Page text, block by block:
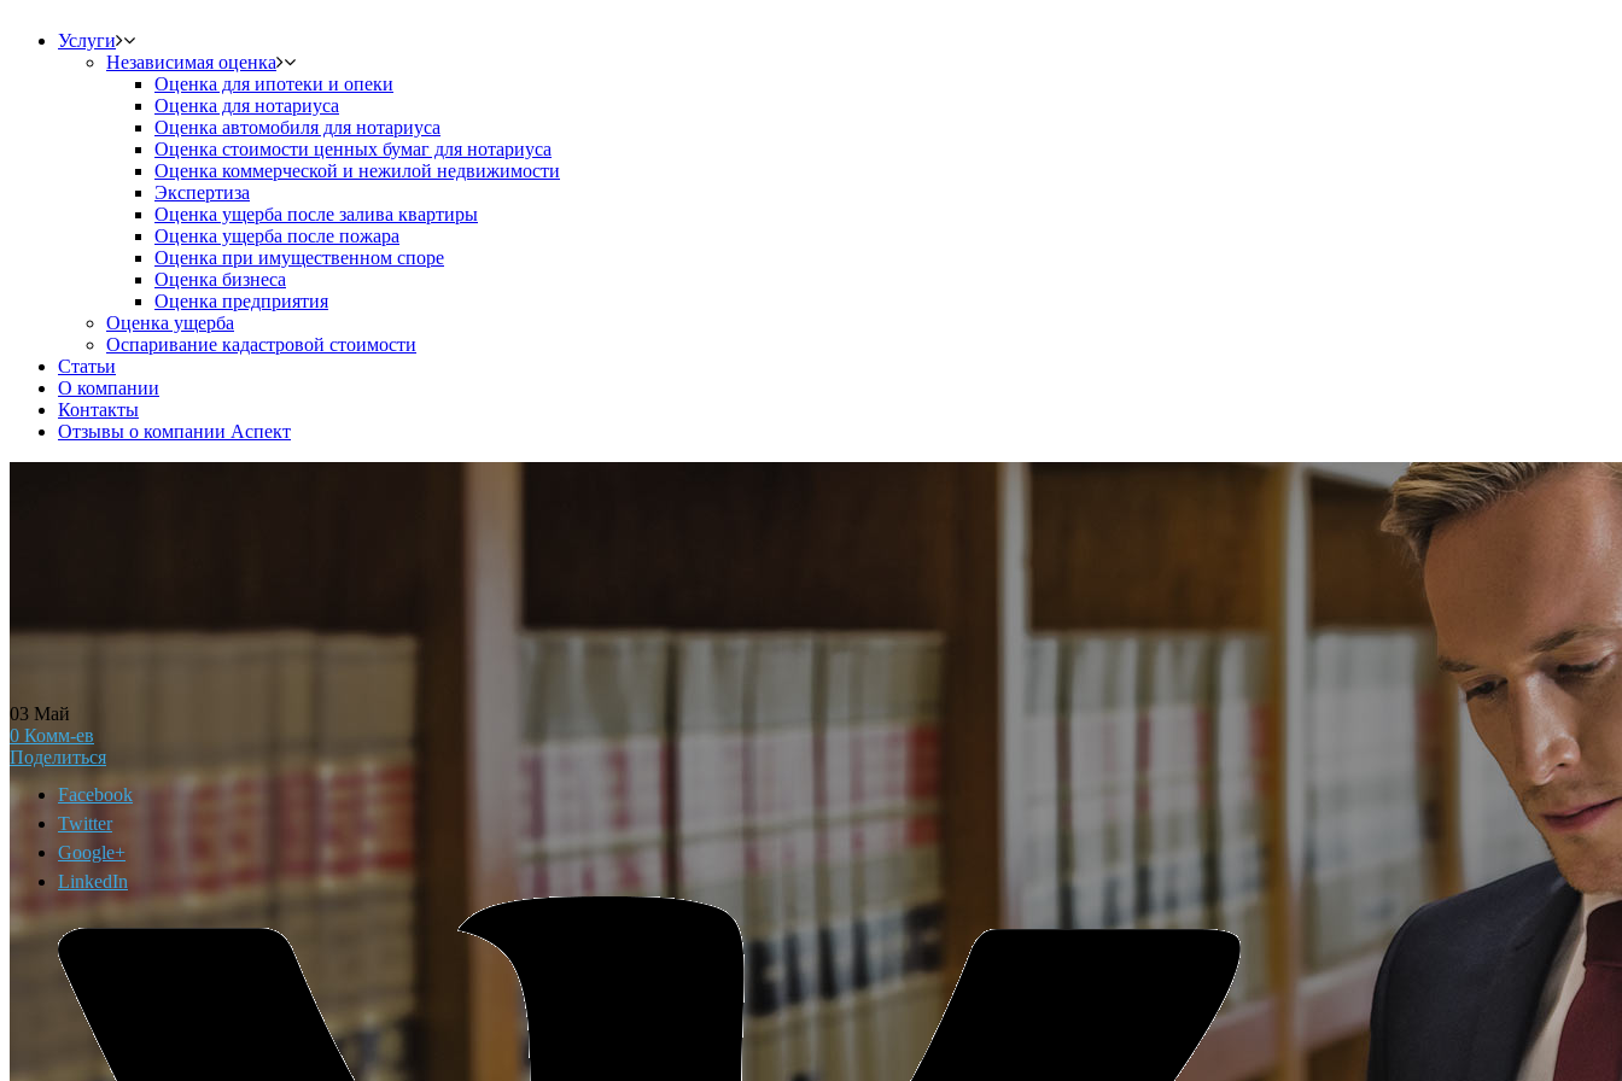
Услуги
Независимая оценка
Оценка для ипотеки и опеки
Оценка для нотариуса
Оценка автомобиля для нотариуса
Оценка стоимости ценных бумаг для нотариуса
Оценка коммерческой и нежилой недвижимости
Экспертиза
Оценка ущерба после залива квартиры
Оценка ущерба после пожара
Оценка при имущественном споре
Оценка бизнеса
Оценка предприятия
Оценка ущерба
Оспаривание кадастровой стоимости
Статьи
О компании
Контакты
Отзывы о компании Аспект
03 Май
0 Комм-ев
Поделиться
Facebook
Twitter
Google+
LinkedIn